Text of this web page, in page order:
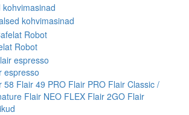
Robot
espresso
58 Flair 49 PRO Flair PRO Flair Classic /
Flair NEO FLEX Flair 2GO Flair